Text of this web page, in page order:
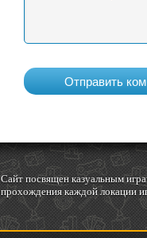
Cайт посвящен казуальным
прохождения каждой локации